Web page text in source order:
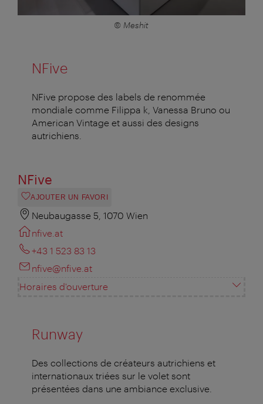
© Meshit
NFive
NFive propose des labels de renommée
mondiale comme Filippa k, Vanessa Bruno ou
American Vintage et aussi des designs
autrichiens.
NFive
AJOUTER UN FAVORI
Neubaugasse 5, 1070 Wien
nfive.at
+43 1 523 83 13
nfive@nfive.at
Horaires d'ouverture
Runway
Des collections de créateurs autrichiens et
internationaux triées sur le volet sont
présentées dans une ambiance exclusive.